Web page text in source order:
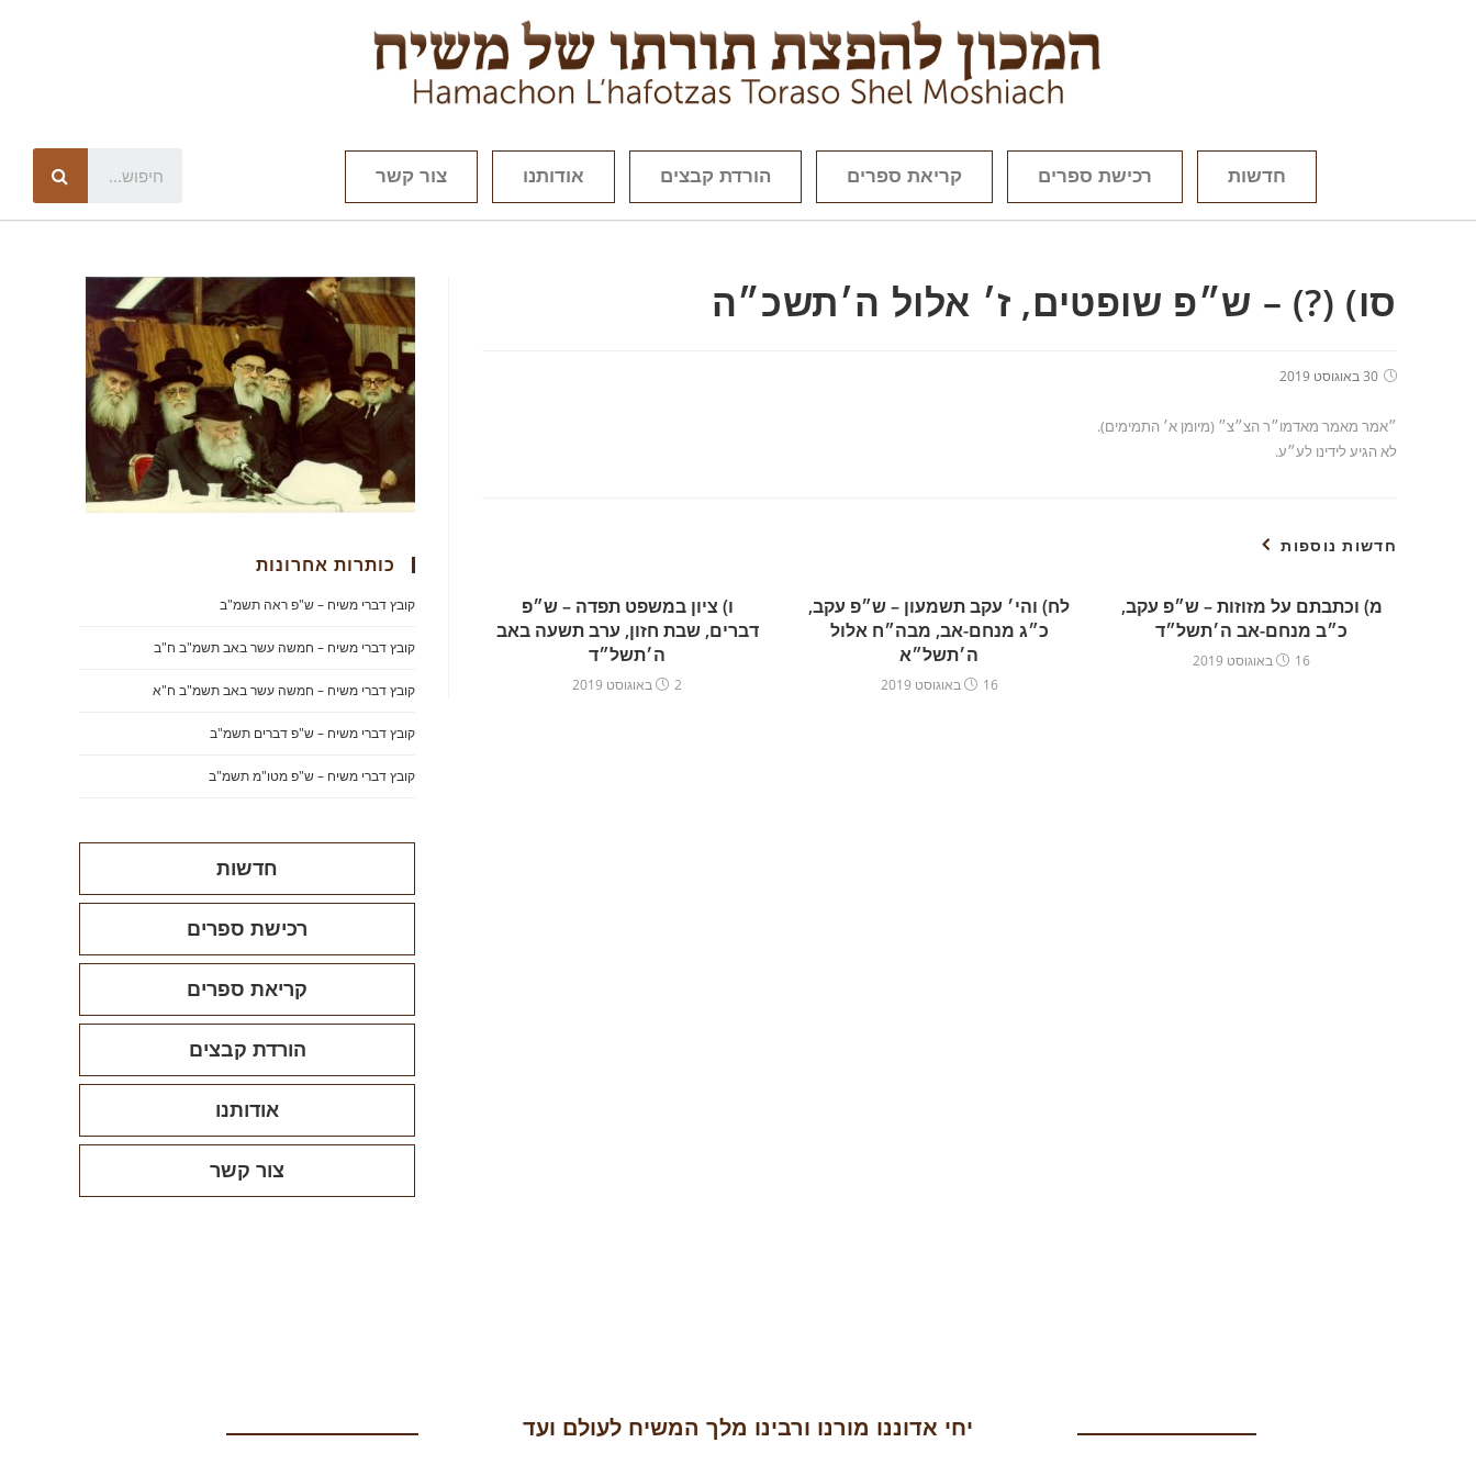
חדשות רכישת ספרים קריאת ספרים הורדת קבצים אודותנו צור קשר
סו) (?) – ש״פ שופטים, ז׳ אלול ה׳תשכ״ה
30 באוגוסט 2019
״אמר מאמר מאדמו״ר הצ״צ״ (מיומן א׳ התמימים).
לא הגיע לידינו לע״ע.
חדשות נוספות
ו) ציון במשפט תפדה – ש״פ
דברים, שבת חזון, ערב תשעה באב
ה׳תשל״ד
2 באוגוסט 2019
לח) והי׳ עקב תשמעון – ש״פ עקב,
כ״ג מנחם-אב, מבה״ח אלול
ה׳תשל״א
16 באוגוסט 2019
מ) וכתבתם על מזוזות – ש״פ עקב,
כ״ב מנחם-אב ה׳תשל״ד
16 באוגוסט 2019
כותרות אחרונות
קובץ דברי משיח – ש"פ ראה תשמ"ב
קובץ דברי משיח – חמשה עשר באב תשמ"ב ח"ב
קובץ דברי משיח – חמשה עשר באב תשמ"ב ח"א
קובץ דברי משיח – ש"פ דברים תשמ"ב
קובץ דברי משיח – ש"פ מטו"מ תשמ"ב
חדשות
רכישת ספרים
קריאת ספרים
הורדת קבצים
אודותנו
צור קשר
יחי אדוננו מורנו ורבינו מלך המשיח לעולם ועד